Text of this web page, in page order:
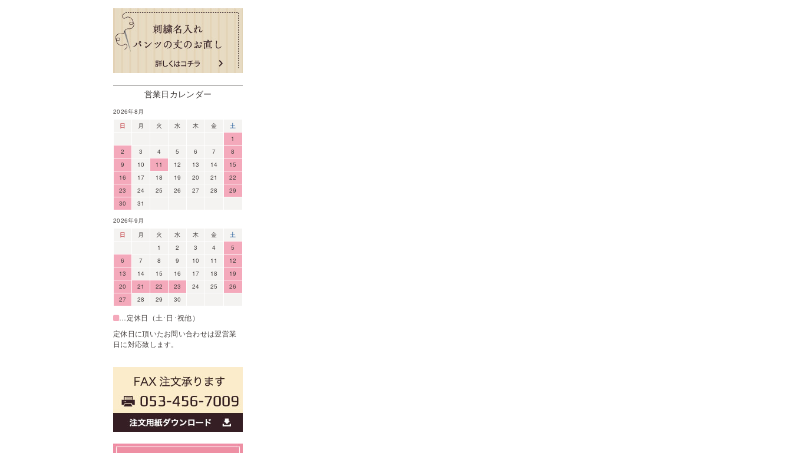
営業日カレンダー
2026年8月
日
月 火 水 木 金
土
1
2
3 4 5 6 7
8
9
10 11 12 13 14
15
16
17 18 19 20 21
22
23
24 25 26 27 28
29
30
31
2026年9月
日
月 火 水 木 金
土
1
2 3 4
5
6
7 8 9 10 11
12
13
14 15 16 17 18
19
20
21 22 23 24 25
26
27
28 29 30
…定休日（土･日･祝他）
定休日に頂いたお問い合わせは翌営業
日に対応致します。